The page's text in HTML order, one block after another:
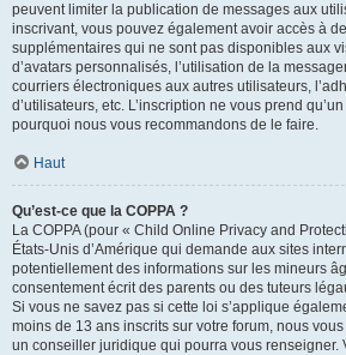
peuvent limiter la publication de messages aux
inscrivant, vous pouvez également avoir accès à
supplémentaires qui ne sont pas disponibles aux
d’avatars personnalisés, l’utilisation de la
courriers électroniques aux autres utilisateurs,
d’utilisateurs, etc. L’inscription ne vous prend
pourquoi nous vous recommandons de le faire.
Haut
Qu’est-ce que la COPPA ?
La COPPA (pour « Child Online Privacy and
États-Unis d’Amérique qui demande aux sites
potentiellement des informations sur les mineurs
consentement écrit des parents ou des tuteurs
Si vous ne savez pas si cette loi s’applique
moins de 13 ans inscrits sur votre forum, nous
un conseiller juridique qui pourra vous renseigner.